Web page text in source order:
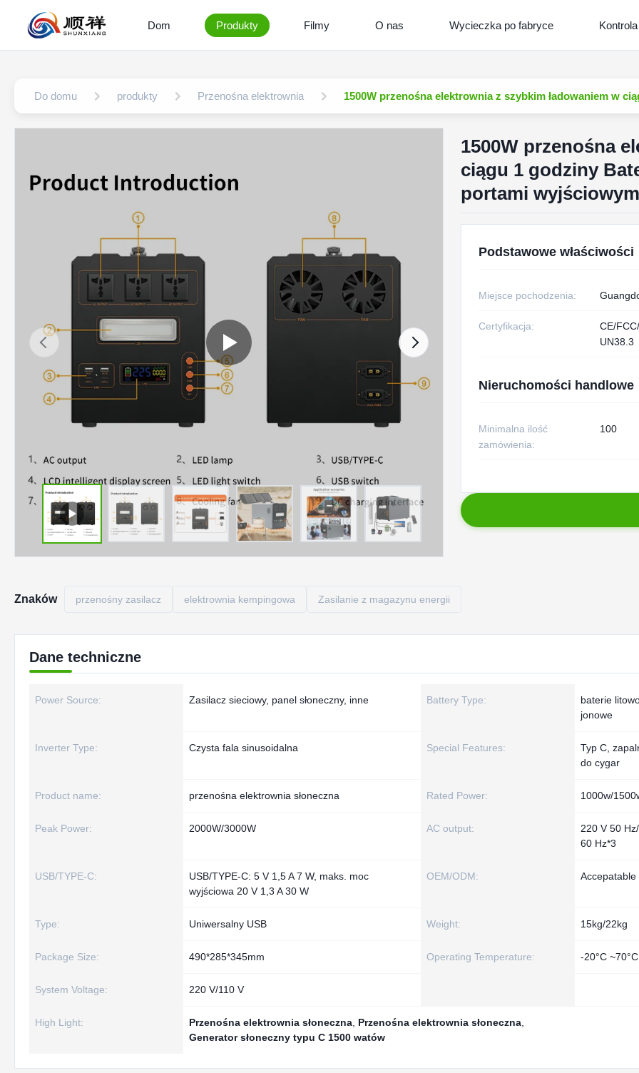
Dom Produkty Filmy O nas Wycieczka po fabryce
Do domu produkty Przenośna elektrownia 1500W przenośna elektrownia z szybkim ładowaniem w
1500W przenośna
ciągu 1 godziny
portami
Podstawowe właściwości
Miejsce pochodzenia:
Certyfikacja:
CE/
UN38.3
Nieruchomości handlowe
Minimalna ilość
zamówienia:
100
Znaków przenośny zasilacz elektrownia kempingowa Zasilanie z magazynu energii
Dane techniczne
Power Source: Zasilacz sieciowy, panel słoneczny, inne Battery Type:
baterie
jonowe
Inverter Type: Czysta fala sinusoidalna Special Features:
Typ C,
do cygar
Product name: przenośna elektrownia słoneczna Rated Power: 1000w/
Peak Power: 2000W/3000W AC output:
220 V 50
60 Hz*3
USB/TYPE-C:
USB/TYPE-C: 5 V 1,5 A 7 W, maks. moc
wyjściowa 20 V 1,3 A 30 W
OEM/ODM: Accepatable
Type: Uniwersalny USB Weight: 15kg/22kg
Package Size: 490*285*345mm Operating Temperature: -20°C ~70°C
System Voltage: 220 V/110 V
High Light: Przenośna elektrownia słoneczna Przenośna elektrownia słoneczna
Generator słoneczny typu C 1500 watów